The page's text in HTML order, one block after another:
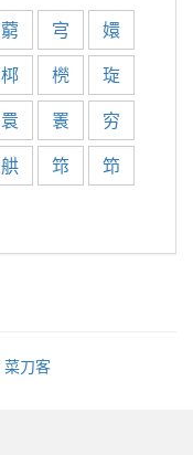
藭 宆
嬛
桏 橩
琁
睘 瞏
穷
舼 筇
笻
菜刀客